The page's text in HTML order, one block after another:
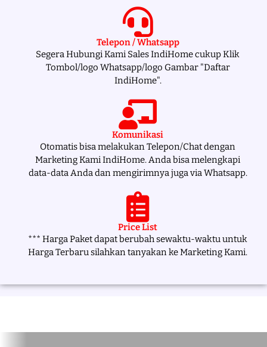
Telepon / Whatsapp
Segera Hubungi Kami Sales IndiHome cukup Klik
Tombol/logo Whatsapp/logo Gambar "Daftar
IndiHome".
Komunikasi
Otomatis bisa melakukan Telepon/Chat dengan
Marketing Kami IndiHome. Anda bisa melengkapi
data-data Anda dan mengirimnya juga via Whatsapp.
Price List
*** Harga Paket dapat berubah sewaktu-waktu untuk
Harga Terbaru silahkan tanyakan ke Marketing Kami.